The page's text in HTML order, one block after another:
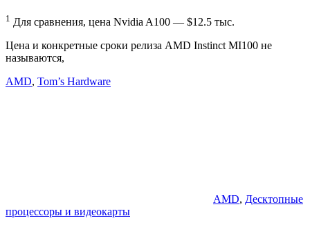
1 Для сравнения, цена Nvidia A100 — $12.5 тыс.
Цена и конкретные сроки релиза AMD Instinct MI100 не
называются,
AMD, Tom’s Hardware
AMD, Десктопные
процессоры и видеокарты